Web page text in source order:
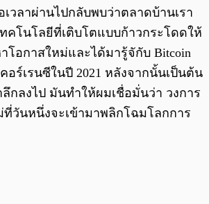
วลาผ่านไปกลับพบว่าตลาดบ้านเรา
คโนโลยีที่เติบโตแบบก้าวกระโดดให้
โอกาสใหม่และได้มารู้จักับ Bitcoin
อร์เรนซีในปี 2021 หลังจากนั้นเป็นต้น
กลงไป มันทำให้ผมเชื่อมั่นว่า วงการ
วันหนึ่งจะเข้ามาพลิกโฉมโลกการ